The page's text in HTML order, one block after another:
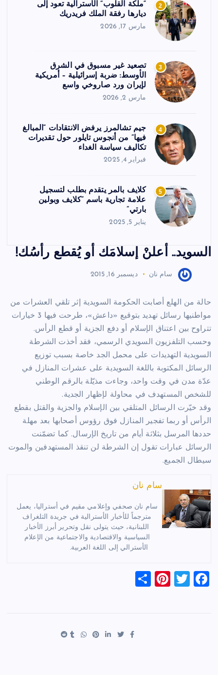
2
“ملكة القلوب” الأسترالية تعود إلى
ديارها رفقة الملك فريدريك
مارس 17, 2026
3
تصعيد غير مسبوق في الشرق
الأوسط: ضربة إسرائيلية – أمريكية
لإيران ورد صاروخي واسع
مارس 2, 2026
4
جيم تشالمرز يرفض الانتقادات “المبالغ
فيها” من أنجوس تايلور حول تقديرات
تكاليف سياسة الغداء
فبراير 4, 2025
5
كلايف بالمر يتقدم بطلب لتسجيل
علامة تجارية باسم “كلايف وبولين
بارتي”
يناير 5, 2025
السويد.. أعلنْ إسلامَك أو يُقطع رأسُك!
سام نان ديسمبر 16, 2015
حالة من الهلع أصابت الحكومة السويدية إثر تلقي العشرات من
مواطنيها رسائل تهديد بتوقيع «داعش»، طرحت فيها 3 خيارات
تتراوح بين اعتناق الإسلام أو دفع الجزية أو قطع الرأس.
وحسب التلفزيون السويدي الرسمي، فقد أخذت الشرطة
السويدية التهديدات على محمل الجد خاصة بسبب توزيع
الرسائل المكتوبة باللغة السويدية على عشرات المنازل في
عدّة مدن في وقت واحد، وجاءت مذيّلة بالرقم الوطني
للشخص المستهدف في محاولة لإظهار الجدية.
وقد خيّرت الرسائل المتلقي بين الإسلام والجزية والقتل بقطع
الرأس أو ربما تفجير المنازل فوق رؤوس أصحابها بعد مهلة
حددها المرسل بثلاثة أيام من تاريخ الإرسال. كما تضمّنت
الرسائل عبارات تقول إن الشرطة لن تنقذ المستهدفين والموت
سيطال الجميع.
سام نان
سام نان صحفي وإعلامي مقيم في أستراليا، يعمل
مترجماً للأخبار الأسترالية في جريدة التلغراف
اللبنانية، حيث يتولى نقل وتحرير أبرز الأخبار
السياسية والاقتصادية والاجتماعية من الإعلام
الأسترالي إلى اللغة العربية.
F
T
Pi